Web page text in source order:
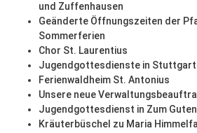
und Zuffenhausen
Geänderte Öffnungszeiten der
Sommerferien
Chor St. Laurentius
Jugendgottesdienste in
Ferienwaldheim St. Antonius
Unsere neue
Jugendgottesdienst in Zum
Kräuterbüschel zu Maria